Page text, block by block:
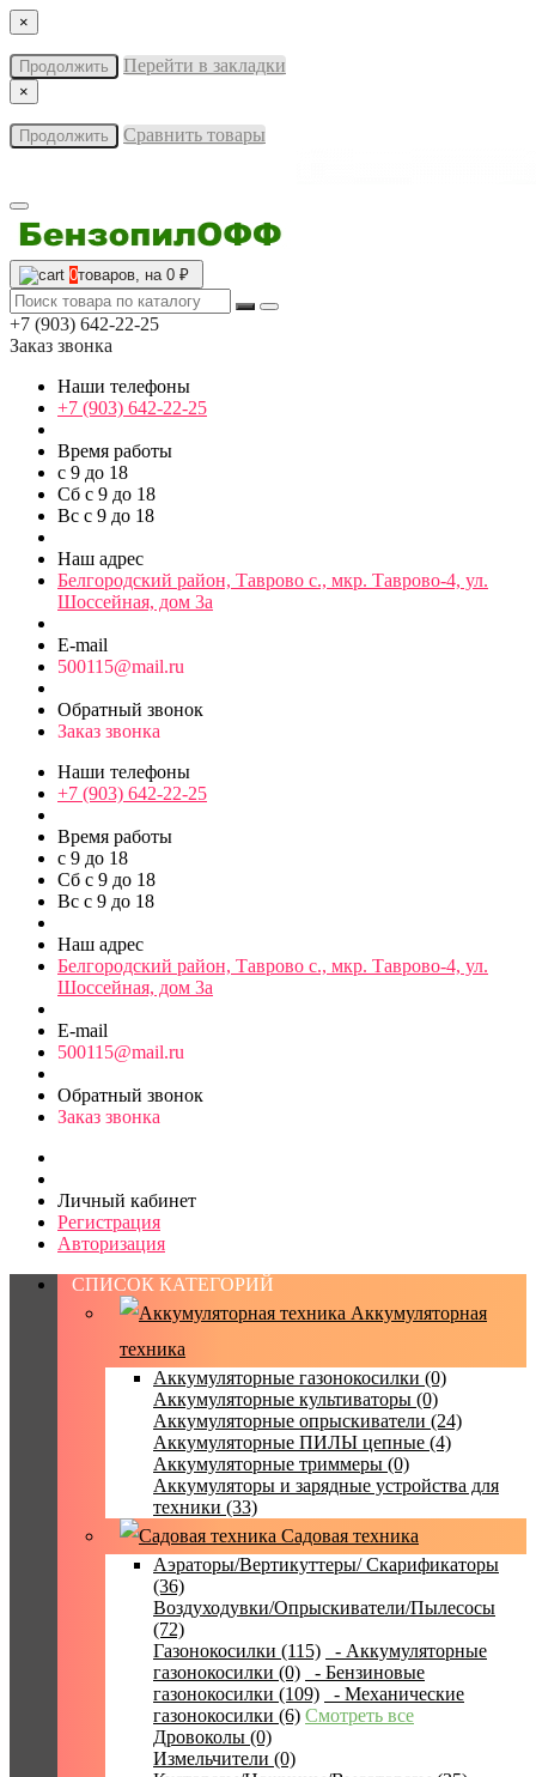
×
Продолжить Перейти в закладки
×
Продолжить Сравнить товары
0товаров, на 0 ₽
+7 (903) 642-22-25
Заказ звонка
Наши телефоны
+7 (903) 642-22-25
Время работы
с 9 до 18
Сб с 9 до 18
Вс с 9 до 18
Наш адрес
Белгородский район, Таврово с., мкр. Таврово-4, ул.
Шоссейная, дом 3а
E-mail
500115@mail.ru
Обратный звонок
Заказ звонка
Наши телефоны
+7 (903) 642-22-25
Время работы
с 9 до 18
Сб с 9 до 18
Вс с 9 до 18
Наш адрес
Белгородский район, Таврово с., мкр. Таврово-4, ул.
Шоссейная, дом 3а
E-mail
500115@mail.ru
Обратный звонок
Заказ звонка
Личный кабинет
Регистрация
Авторизация
СПИСОК КАТЕГОРИЙ
Аккумуляторная
техника
Аккумуляторные газонокосилки (0)
Аккумуляторные культиваторы (0)
Аккумуляторные опрыскиватели (24)
Аккумуляторные ПИЛЫ цепные (4)
Аккумуляторные триммеры (0)
Аккумуляторы и зарядные устройства для
техники (33)
Садовая техника
Аэраторы/Вертикуттеры/ Скарификаторы
(36)
Воздуходувки/Опрыскиватели/Пылесосы
(72)
Газонокосилки (115)
- Аккумуляторные
газонокосилки (0)
- Бензиновые
газонокосилки (109)
- Механические
газонокосилки (6) Смотреть все
Дровоколы (0)
Измельчители (0)